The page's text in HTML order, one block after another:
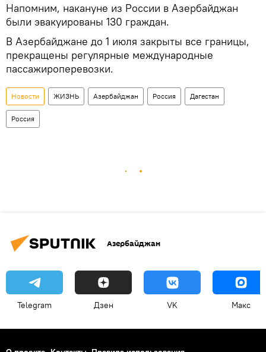
Напомним, накануне из России в Азербайджан
были эвакуированы 130 граждан.
В Азербайджане до 1 июля закрыты все границы,
прекращены регулярные международные
пассажироперевозки.
Новости ЖИЗНЬ Азербайджан Россия Дагестан
Россия
Азербайджан
Telegram Дзен VK Макс